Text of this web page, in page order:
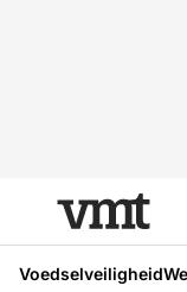
Voedselveiligheid